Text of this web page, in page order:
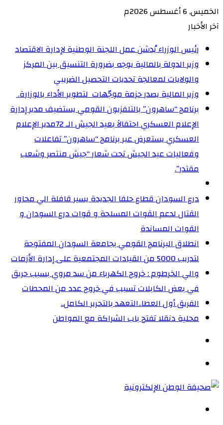
الخميس, 6 أغسطس 2026م
آخر الأخبار
رئيس الوزراء يُدشن عمل اللجنة الوطنية لإدارة الاقتصاد
وزير الدولة بالمالية يوجه بضرورة التنسيق بين المركز
والولايات لمعالجة تحديات التحصيل الضريبي‏
وزير المالية يصدر حزمة موجّهات لتطوير الأداء بالوزارة. ‏
برنامج “ساهرون” بالتلفزيون القومي يستضيف مدير إدارة
الإعلام العسكري احتفالاً بعيد الجيش الـ 72‏مدير الإعلام
العسكري يستعرض عبر برنامج “ساهرون” تفاعلات
وفعاليات عيد الجيش تحت شعار “جيش منتصر وشعب
مقتدر”.
درع السودان قطاع حلفا الجديدة يسير قافلة الي محاور
القتال لدعم القوات المسلحة و قوات درع السودان و
القوات المساندة
انطلاق البرنامج القومي بجامعة السودان المفتوحة
لتدريب 5000 من القيادات المجتمعية على إدارة الأزمات
والي الخرطوم : خروج الكهرباء من سد مروي بسبب حريق
في بعض الكابلات تسبب في خروج عدد من المحطات
الفريق أول العطا..التعهد بالتحرير الكامل..
محلية دنقلا تفتح باب الشراكة مع المواطن